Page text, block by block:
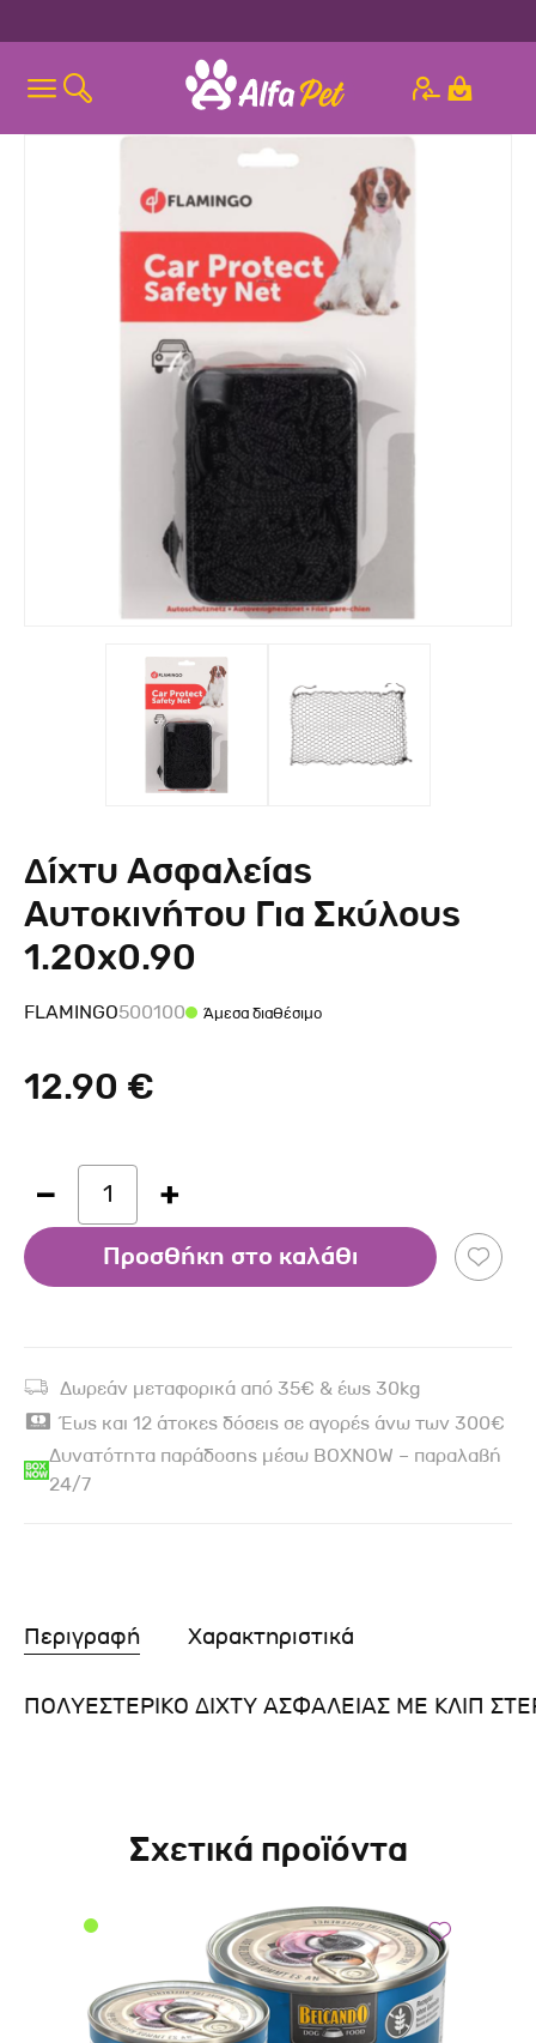
Δίχτυ Ασφαλείας
Αυτοκινήτου Για Σκύλους
1.20x0.90
FLAMINGO500100 Άμεσα διαθέσιμο
12.90 €
1
Προσθήκη στο καλάθι
Δωρεάν μεταφορικά από 35€ & έως 30kg
Έως και 12 άτοκες δόσεις σε αγορές άνω των 300€
Δυνατότητα παράδοσης μέσω BOXNOW – παραλαβή
24/7
Περιγραφή Χαρακτηριστικά
ΠΟΛΥΕΣΤΕΡΙΚΟ ΔΙΧΤΥ ΑΣΦΑΛΕΙΑΣ ΜΕ ΚΛΙΠ
Σχετικά προϊόντα